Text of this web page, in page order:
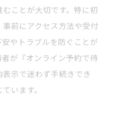
ことが大切です。特に初
前にアクセス方法や受付
やトラブルを防ぐことが
が『オンライン予約で待
示で迷わず手続きでき
います。